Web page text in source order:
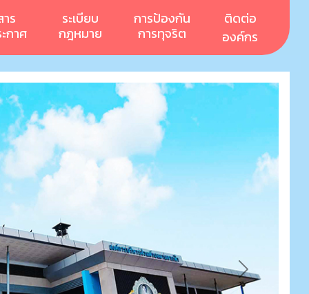
ร
ะกาศ
ระเบียบ
กฎหมาย
การป้องกัน
การทุจริต
ติดต่อ
องค์กร
Next